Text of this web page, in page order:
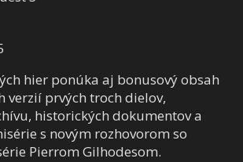
hier ponúka aj bonusový obsah
verzií prvých troch dielov,
historických dokumentov a
s novým rozhovorom so
Pierrom Gilhodesom.